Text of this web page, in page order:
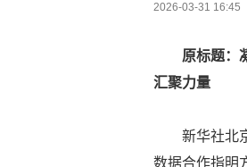
2026-03-31 16:45
原标题：
汇聚力量
新华社北
数据合作指明